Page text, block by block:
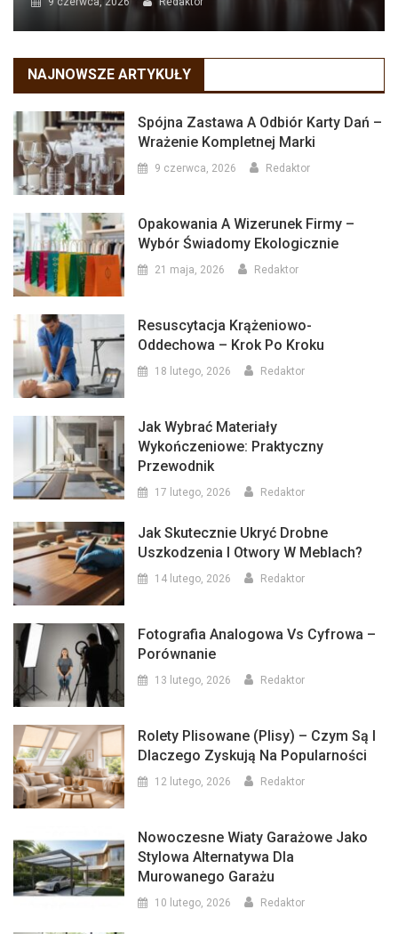
NAJNOWSZE ARTYKUŁY
Spójna Zastawa A Odbiór Karty Dań –
Wrażenie Kompletnej Marki
9 czerwca, 2026 Redaktor
Opakowania A Wizerunek Firmy –
Wybór Świadomy Ekologicznie
21 maja, 2026 Redaktor
Resuscytacja Krążeniowo-
Oddechowa – Krok Po Kroku
18 lutego, 2026 Redaktor
Jak Wybrać Materiały
Wykończeniowe: Praktyczny
Przewodnik
17 lutego, 2026 Redaktor
Jak Skutecznie Ukryć Drobne
Uszkodzenia I Otwory W Meblach?
14 lutego, 2026 Redaktor
Fotografia Analogowa Vs Cyfrowa –
Porównanie
13 lutego, 2026 Redaktor
Rolety Plisowane (plisy) – Czym Są I
Dlaczego Zyskują Na Popularności
12 lutego, 2026 Redaktor
Nowoczesne Wiaty Garażowe Jako
Stylowa Alternatywa Dla
Murowanego Garażu
10 lutego, 2026 Redaktor